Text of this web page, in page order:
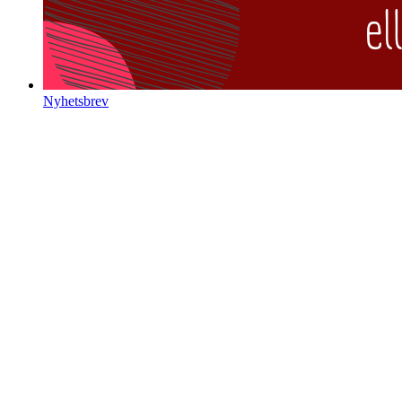
Nyhetsbrev